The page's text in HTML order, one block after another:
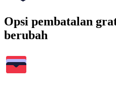
Opsi pembatalan
berubah